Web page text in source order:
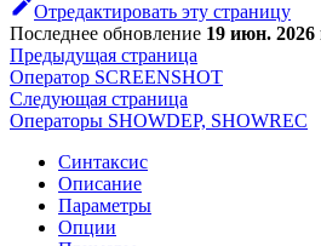
Отредактировать эту страницу
Последнее обновление 19 июн. 2026
Предыдущая страница
Оператор SCREENSHOT
Следующая страница
Операторы SHOWDEP, SHOWREC
Синтаксис
Описание
Параметры
Опции